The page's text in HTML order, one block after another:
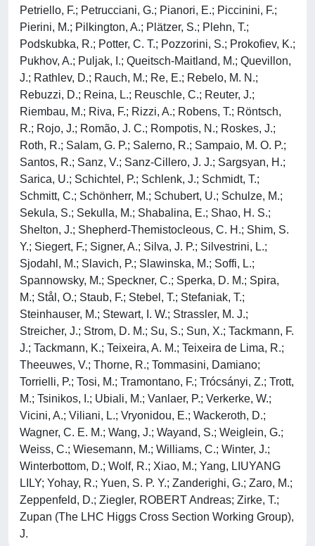
Petriello, F.; Petrucciani, G.; Pianori, E.; Piccinini, F.;
Pierini, M.; Pilkington, A.; Plätzer, S.; Plehn, T.;
Podskubka, R.; Potter, C. T.; Pozzorini, S.; Prokofiev, K.;
Pukhov, A.; Puljak, I.; Queitsch-Maitland, M.; Quevillon,
J.; Rathlev, D.; Rauch, M.; Re, E.; Rebelo, M. N.;
Rebuzzi, D.; Reina, L.; Reuschle, C.; Reuter, J.;
Riembau, M.; Riva, F.; Rizzi, A.; Robens, T.; Röntsch,
R.; Rojo, J.; Romão, J. C.; Rompotis, N.; Roskes, J.;
Roth, R.; Salam, G. P.; Salerno, R.; Sampaio, M. O. P.;
Santos, R.; Sanz, V.; Sanz-Cillero, J. J.; Sargsyan, H.;
Sarica, U.; Schichtel, P.; Schlenk, J.; Schmidt, T.;
Schmitt, C.; Schönherr, M.; Schubert, U.; Schulze, M.;
Sekula, S.; Sekulla, M.; Shabalina, E.; Shao, H. S.;
Shelton, J.; Shepherd-Themistocleous, C. H.; Shim, S.
Y.; Siegert, F.; Signer, A.; Silva, J. P.; Silvestrini, L.;
Sjodahl, M.; Slavich, P.; Slawinska, M.; Soffi, L.;
Spannowsky, M.; Speckner, C.; Sperka, D. M.; Spira,
M.; Stål, O.; Staub, F.; Stebel, T.; Stefaniak, T.;
Steinhauser, M.; Stewart, I. W.; Strassler, M. J.;
Streicher, J.; Strom, D. M.; Su, S.; Sun, X.; Tackmann, F.
J.; Tackmann, K.; Teixeira, A. M.; Teixeira de Lima, R.;
Theeuwes, V.; Thorne, R.; Tommasini, Damiano;
Torrielli, P.; Tosi, M.; Tramontano, F.; Trócsányi, Z.; Trott,
M.; Tsinikos, I.; Ubiali, M.; Vanlaer, P.; Verkerke, W.;
Vicini, A.; Viliani, L.; Vryonidou, E.; Wackeroth, D.;
Wagner, C. E. M.; Wang, J.; Wayand, S.; Weiglein, G.;
Weiss, C.; Wiesemann, M.; Williams, C.; Winter, J.;
Winterbottom, D.; Wolf, R.; Xiao, M.; Yang, LIUYANG
LILY; Yohay, R.; Yuen, S. P. Y.; Zanderighi, G.; Zaro, M.;
Zeppenfeld, D.; Ziegler, ROBERT Andreas; Zirke, T.;
Zupan (The LHC Higgs Cross Section Working Group),
J.